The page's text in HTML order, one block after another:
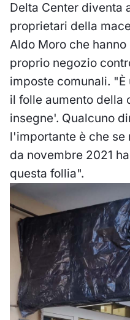
Delta Center diventa
proprietari della
Aldo Moro che
proprio negozio
imposte comunali.
il folle aumento della
insegne'. Qualcuno
l'importante è che se
da novembre 2021
questa follia".